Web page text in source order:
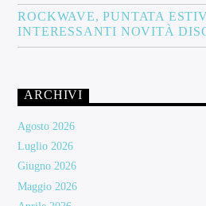
ROCKWAVE, PUNTATA
INTERESSANTI NOVITÀ
ARCHIVI
Agosto 2026
Luglio 2026
Giugno 2026
Maggio 2026